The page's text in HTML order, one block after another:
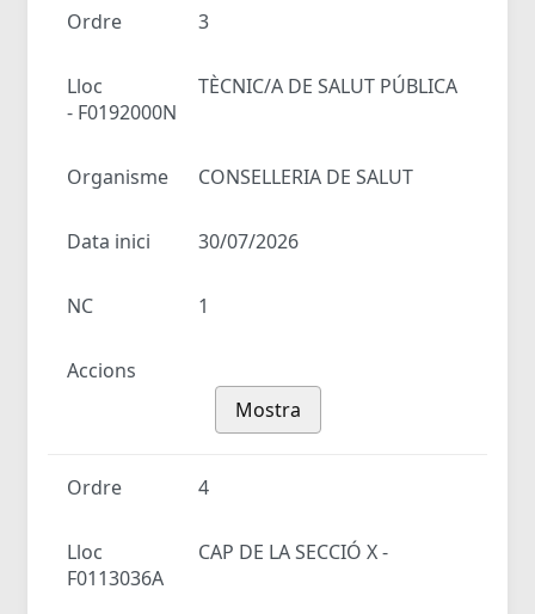
Ordre 3
Lloc
TÈCNIC/A DE SALUT PÚBLICA
- F0192000N
Organisme CONSELLERIA DE SALUT
Data inici 30/07/2026
NC 1
Accions
Mostra
Ordre 4
Lloc
CAP DE LA SECCIÓ X -
F0113036A